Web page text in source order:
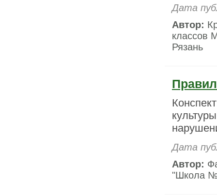
Дата
Автор:
классов
Рязань
Дата
Автор:
"Школа №